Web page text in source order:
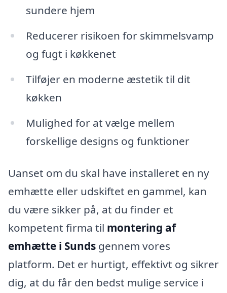
sundere hjem
Reducerer risikoen for skimmelsvamp
og fugt i køkkenet
Tilføjer en moderne æstetik til dit
køkken
Mulighed for at vælge mellem
forskellige designs og funktioner
Uanset om du skal have installeret en ny
emhætte eller udskiftet en gammel, kan
du være sikker på, at du finder et
kompetent firma til montering af
emhætte i Sunds gennem vores
platform. Det er hurtigt, effektivt og sikrer
dig, at du får den bedst mulige service i